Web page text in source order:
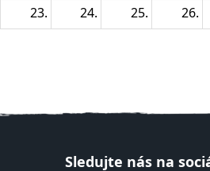
23. 24. 25. 26.
Sledujte nás na